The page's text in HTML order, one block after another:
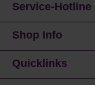
Service-Hotline
Shop Info
Quicklinks